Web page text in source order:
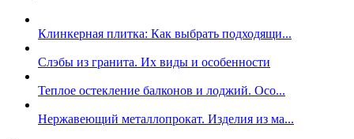
Клинкерная плитка: Как выбрать подходящи...
Слэбы из гранита. Их виды и особенности
Теплое остекление балконов и лоджий. Осо...
Нержавеющий металлопрокат. Изделия из ма...